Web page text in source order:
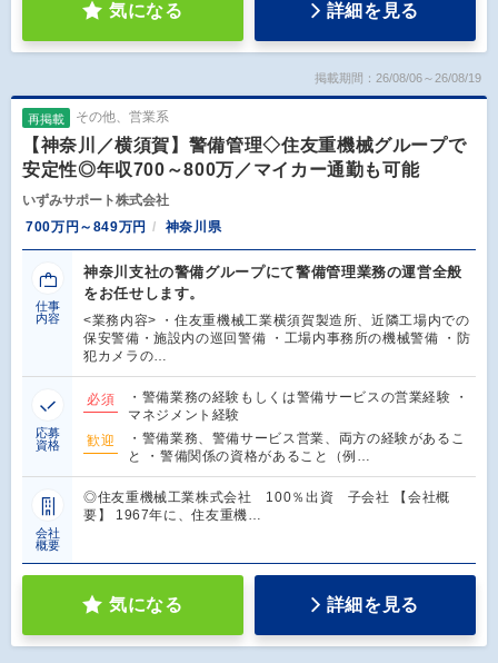
気になる 詳細を見る
掲載期間：26/08/06～26/08/19
再掲載 その他、営業系
【神奈川／横須賀】警備管理◇住友重機械グループで
安定性◎年収700～800万／マイカー通勤も可能
いずみサポート株式会社
700万円～849万円
神奈川県
仕事
内容
神奈川支社の警備グループにて警備管理業務の運営全般
をお任せします。
<業務内容> ・住友重機械工業横須賀製造所、近隣工場内での
保安警備・施設内の巡回警備 ・工場内事務所の機械警備 ・防
犯カメラの…
応募
資格
必須
・警備業務の経験もしくは警備サービスの営業経験 ・
マネジメント経験
歓迎
・警備業務、警備サービス営業、両方の経験があるこ
と ・警備関係の資格があること（例…
会社
概要
◎住友重機械工業株式会社 100％出資 子会社 【会社概
要】 1967年に、住友重機…
気になる 詳細を見る